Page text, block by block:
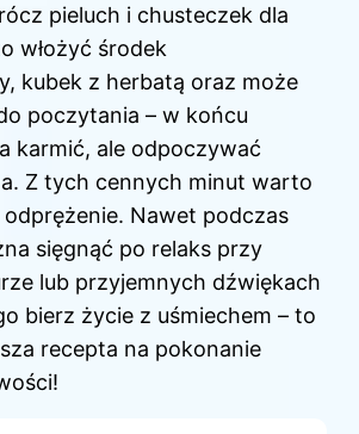
pieluch i chusteczek dla
włożyć środek
kubek z herbatą oraz może
poczytania – w końcu
karmić, ale odpoczywać
Z tych cennych minut warto
Nawet podczas
sięgnąć po relaks przy
lub przyjemnych dźwiękach
bierz życie z uśmiechem – to
recepta na pokonanie